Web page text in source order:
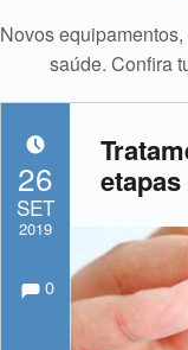
Novos
saúde. Confira
etapas
POSTADO EM:
26
SET
2019
Escrito por:Comentários:
Comments:
0